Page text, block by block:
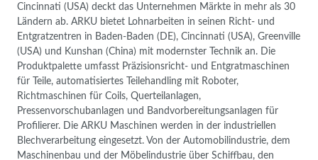
Cincinnati (USA) deckt das Unternehmen Märkte in mehr als 30
Ländern ab. ARKU bietet Lohnarbeiten in seinen Richt- und
Entgratzentren in Baden-Baden (DE), Cincinnati (USA), Greenville
(USA) und Kunshan (China) mit modernster Technik an. Die
Produktpalette umfasst Präzisionsricht- und Entgratmaschinen
für Teile, automatisiertes Teilehandling mit Roboter,
Richtmaschinen für Coils, Querteilanlagen,
Pressenvorschubanlagen und Bandvorbereitungsanlagen für
Profilierer. Die ARKU Maschinen werden in der industriellen
Blechverarbeitung eingesetzt. Von der Automobilindustrie, dem
Maschinenbau und der Möbelindustrie über Schiffbau, den